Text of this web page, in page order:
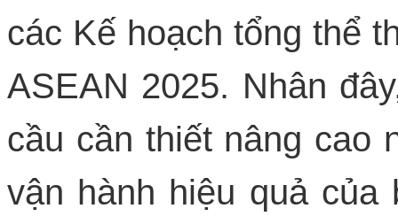
các Kế hoạch tổng thể
ASEAN 2025. Nhân
cầu cần thiết nâng cao
vận hành hiệu quả